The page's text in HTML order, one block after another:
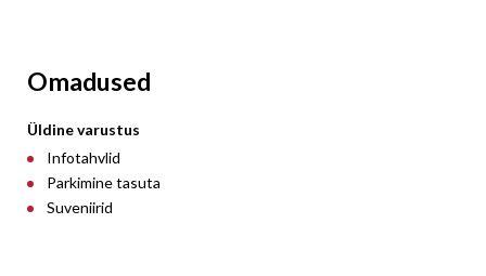
Omadused
Üldine varustus
Infotahvlid
Parkimine tasuta
Suveniirid